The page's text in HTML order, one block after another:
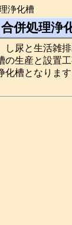
浄化槽
併処理浄
尿と生活雑
生産と設置
槽となります